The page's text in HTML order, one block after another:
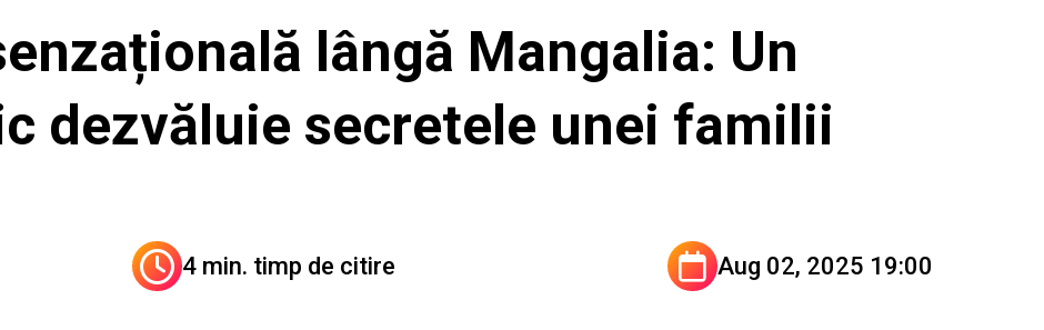
lângă Mangalia: Un
dezvăluie secretele unei familii
4 min. timp de citire Aug 02, 2025 19:00